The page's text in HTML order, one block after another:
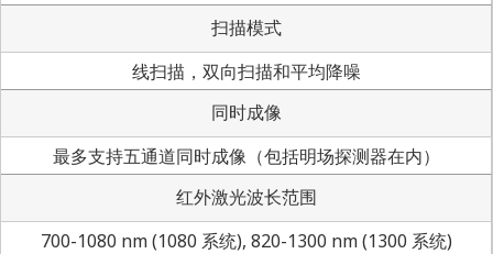
扫描模式
线扫描，双向扫描和平均降噪
同时成像
最多支持五通道同时成像（包括明场探测器在内）
红外激光波长范围
700-1080 nm (1080 系统), 820-1300 nm (1300 系统)